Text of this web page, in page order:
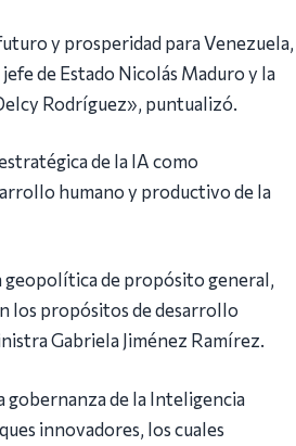
y prosperidad para Venezuela,
de Estado Nicolás Maduro y la
Rodríguez», puntualizó.
de la IA como
humano y productivo de la
de propósito general,
los propósitos de desarrollo
Gabriela Jiménez Ramírez.
gobernanza de la Inteligencia
innovadores, los cuales